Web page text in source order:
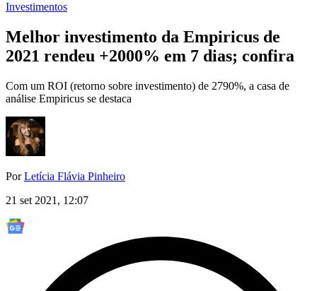
Investimentos
Melhor investimento da Empiricus de
2021 rendeu +2000% em 7 dias; confira
Com um ROI (retorno sobre investimento) de 2790%, a casa de
análise Empiricus se destaca
PorLetícia Flávia Pinheiro
21 set 2021, 12:07